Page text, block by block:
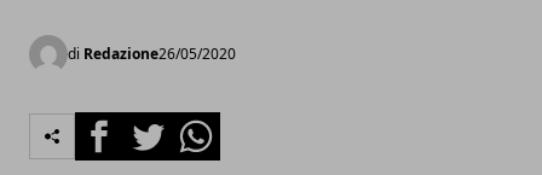
di Redazione26/05/2020
FacebookTwitterWhatsapp